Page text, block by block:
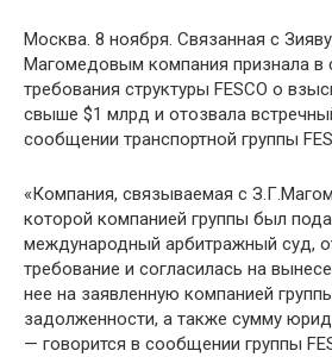
Москва. 8 ноября. Связанная с
Магомедовым компания признала в
требования структуры FESCO о
свыше $1 млрд и отозвала
сообщении транспортной группы
«Компания, связываемая с
которой компанией группы был
международный арбитражный суд,
требование и согласилась на
нее на заявленную компанией
задолженности, а также сумму
— говорится в сообщении группы